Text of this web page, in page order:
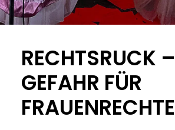
RECHTSRUCK –
GEFAHR FÜR